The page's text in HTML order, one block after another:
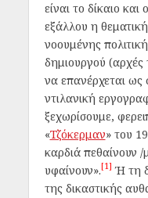
είναι το δίκαιο και
εξάλλου η
νοουμένης
δημιουργού (αρχές
να επανέρχεται ως
ντιλανική
ξεχωρίσουμε,
«Τζόκερμαν» του
καρδιά πεθαίνουν /
υφαίνουν».[1] Ή τη
της δικαστικής